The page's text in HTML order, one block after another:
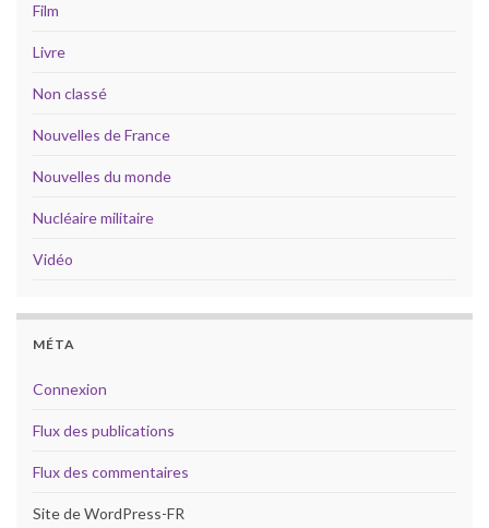
Film
Livre
Non classé
Nouvelles de France
Nouvelles du monde
Nucléaire militaire
Vidéo
MÉTA
Connexion
Flux des publications
Flux des commentaires
Site de WordPress-FR